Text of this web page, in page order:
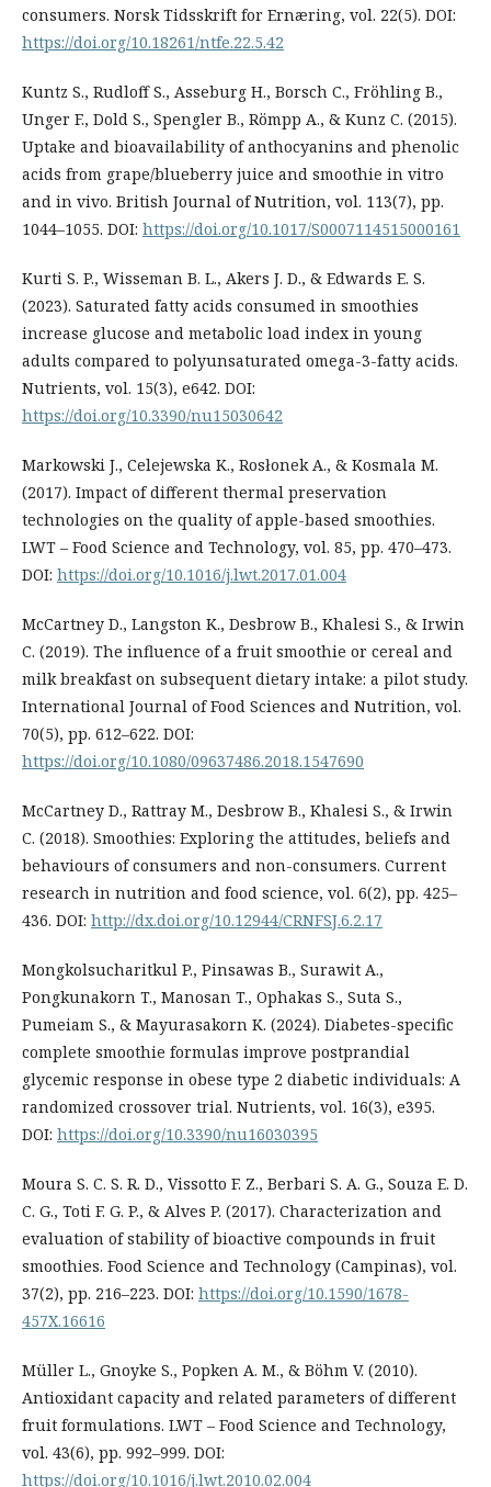
consumers. Norsk Tidsskrift for Ernæring, vol. 22(5). DOI:
https://doi.org/10.18261/ntfe.22.5.42
Kuntz S., Rudloff S., Asseburg H., Borsch C., Fröhling B.,
Unger F., Dold S., Spengler B., Römpp A., & Kunz C. (2015).
Uptake and bioavailability of anthocyanins and phenolic
acids from grape/blueberry juice and smoothie in vitro
and in vivo. British Journal of Nutrition, vol. 113(7), pp.
1044–1055. DOI: https://doi.org/10.1017/S0007114515000161
Kurti S. P., Wisseman B. L., Akers J. D., & Edwards E. S.
(2023). Saturated fatty acids consumed in smoothies
increase glucose and metabolic load index in young
adults compared to polyunsaturated omega-3-fatty acids.
Nutrients, vol. 15(3), e642. DOI:
https://doi.org/10.3390/nu15030642
Markowski J., Celejewska K., Rosłonek A., & Kosmala M.
(2017). Impact of different thermal preservation
technologies on the quality of apple-based smoothies.
LWT – Food Science and Technology, vol. 85, pp. 470–473.
DOI: https://doi.org/10.1016/j.lwt.2017.01.004
McCartney D., Langston K., Desbrow B., Khalesi S., & Irwin
C. (2019). The influence of a fruit smoothie or cereal and
milk breakfast on subsequent dietary intake: a pilot study.
International Journal of Food Sciences and Nutrition, vol.
70(5), pp. 612–622. DOI:
https://doi.org/10.1080/09637486.2018.1547690
McCartney D., Rattray M., Desbrow B., Khalesi S., & Irwin
C. (2018). Smoothies: Exploring the attitudes, beliefs and
behaviours of consumers and non-consumers. Current
research in nutrition and food science, vol. 6(2), pp. 425–
436. DOI: http://dx.doi.org/10.12944/CRNFSJ.6.2.17
Mongkolsucharitkul P., Pinsawas B., Surawit A.,
Pongkunakorn T., Manosan T., Ophakas S., Suta S.,
Pumeiam S., & Mayurasakorn K. (2024). Diabetes-specific
complete smoothie formulas improve postprandial
glycemic response in obese type 2 diabetic individuals: A
randomized crossover trial. Nutrients, vol. 16(3), e395.
DOI: https://doi.org/10.3390/nu16030395
Moura S. C. S. R. D., Vissotto F. Z., Berbari S. A. G., Souza E. D.
C. G., Toti F. G. P., & Alves P. (2017). Characterization and
evaluation of stability of bioactive compounds in fruit
smoothies. Food Science and Technology (Campinas), vol.
37(2), pp. 216–223. DOI: https://doi.org/10.1590/1678-
457X.16616
Müller L., Gnoyke S., Popken A. M., & Böhm V. (2010).
Antioxidant capacity and related parameters of different
fruit formulations. LWT – Food Science and Technology,
vol. 43(6), pp. 992–999. DOI:
https://doi.org/10.1016/j.lwt.2010.02.004